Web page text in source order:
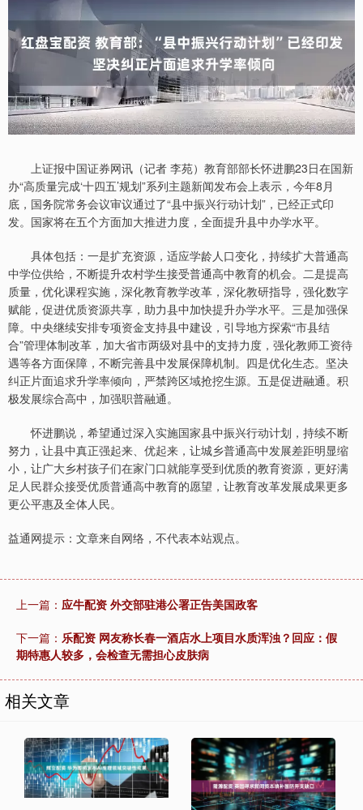
上证报中国证券网讯（记者 李苑）教育部部长怀进鹏23日在国新
办“高质量完成‘十四五’规划”系列主题新闻发布会上表示，今年8月
底，国务院常务会议审议通过了“县中振兴行动计划”，已经正式印
发。国家将在五个方面加大推进力度，全面提升县中办学水平。
具体包括：一是扩充资源，适应学龄人口变化，持续扩大普通高
中学位供给，不断提升农村学生接受普通高中教育的机会。二是提高
质量，优化课程实施，深化教育教学改革，深化教研指导，强化数字
赋能，促进优质资源共享，助力县中加快提升办学水平。三是加强保
障。中央继续安排专项资金支持县中建设，引导地方探索“市县结
合”管理体制改革，加大省市两级对县中的支持力度，强化教师工资待
遇等各方面保障，不断完善县中发展保障机制。四是优化生态。坚决
纠正片面追求升学率倾向，严禁跨区域抢挖生源。五是促进融通。积
极发展综合高中，加强职普融通。
怀进鹏说，希望通过深入实施国家县中振兴行动计划，持续不断
努力，让县中真正强起来、优起来，让城乡普通高中发展差距明显缩
小，让广大乡村孩子们在家门口就能享受到优质的教育资源，更好满
足人民群众接受优质普通高中教育的愿望，让教育改革发展成果更多
更公平惠及全体人民。
益通网提示：文章来自网络，不代表本站观点。
上一篇： 应牛配资 外交部驻港公署正告美国政客
下一篇： 乐配资 网友称长春一酒店水上项目水质浑浊？回应：假
期特惠人较多，会检查无需担心皮肤病
相关文章